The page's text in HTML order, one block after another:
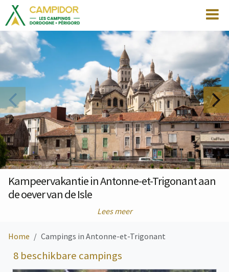
Kampeervakantie in Antonne-et-Trigonant aan
de oever van de Isle
Lees meer
Home Campings in Antonne-et-Trigonant
8 beschikbare campings